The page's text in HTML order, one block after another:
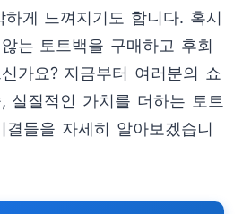
게 느껴지기도 합니다. 혹시
는 토트백을 구매하고 후회
가요? 지금부터 여러분의 쇼
실질적인 가치를 더하는 토트
들을 자세히 알아보겠습니